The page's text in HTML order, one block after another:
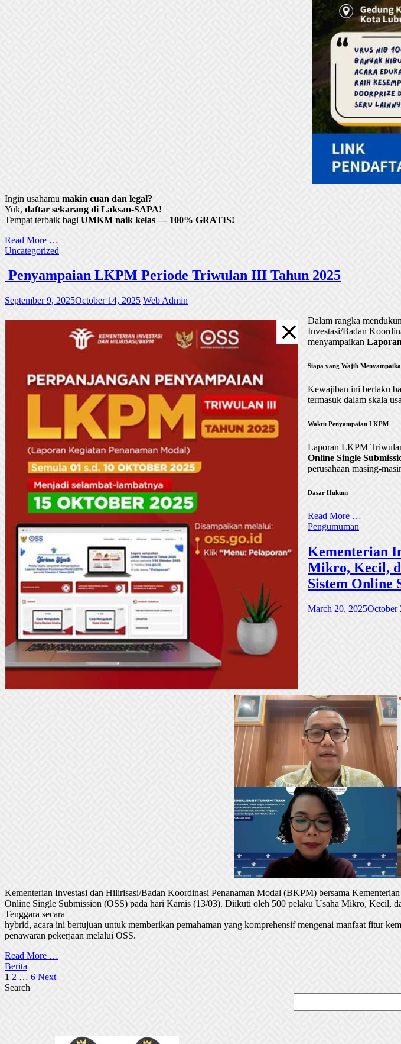
Ingin usahamu makin cuan dan legal?
Yuk, daftar sekarang di Laksan-SAPA!
Tempat terbaik bagi UMKM naik kelas — 100% GRATIS!
Read More …
Uncategorized
Penyampaian LKPM Periode Triwulan III Tahun 2025
September 9, 2025October 14, 2025 Web Admin
Dalam rangka
Investasi/Badan
menyampaikan
Siapa yang Wajib
Kewajiban ini berlaku
termasuk dalam skala
Waktu Penyampaian LKPM
Laporan LKPM
Online Single
perusahaan masing-
Dasar Hukum
Read More …
Pengumuman
Kementerian
Mikro, Kecil,
Sistem Online
March 20, 2025October
Kementerian Investasi dan Hilirisasi/Badan Koordinasi Penanaman Modal (BKPM) bersama
Online Single Submission (OSS) pada hari Kamis (13/03). Diikuti oleh 500 pelaku Usaha Mikro, Kecil,
Tenggara secara
hybrid, acara ini bertujuan untuk memberikan pemahaman yang komprehensif mengenai manfaat fitur
penawaran pekerjaan melalui OSS.
Read More …
Berita
Posts
pagination
1 2 … 6 Next
Search